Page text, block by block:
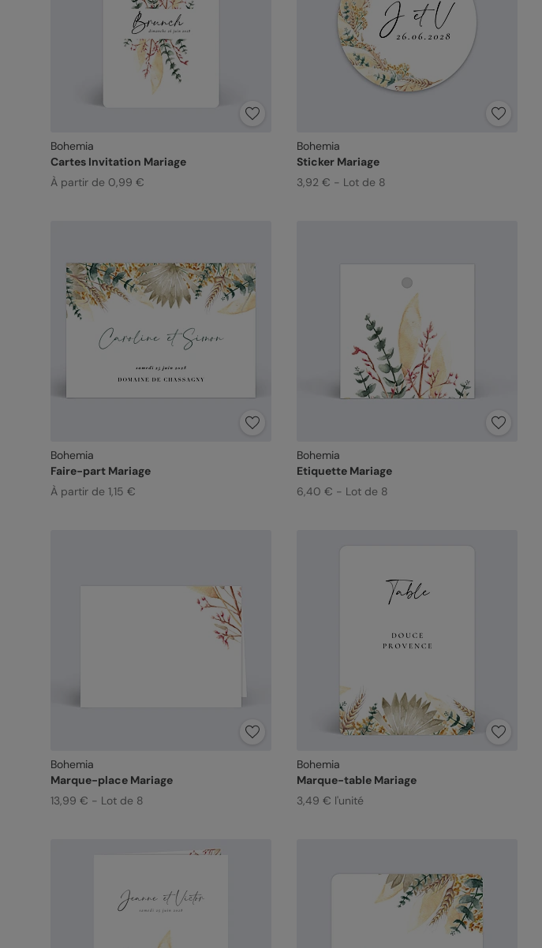
Bohemia
Cartes Invitation Mariage
À partir de 0,99 €
Bohemia
Sticker Mariage
3,92 € - Lot de 8
Bohemia
Faire-part Mariage
À partir de 1,15 €
Bohemia
Etiquette Mariage
6,40 € - Lot de 8
Bohemia
Marque-place Mariage
13,99 € - Lot de 8
Bohemia
Marque-table Mariage
3,49 € l'unité